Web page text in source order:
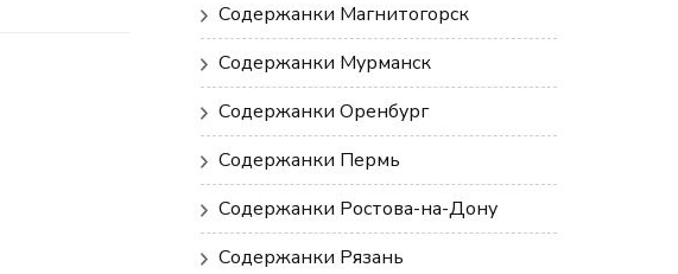
Содержанки Магнитогорск
Содержанки Мурманск
Содержанки Оренбург
Содержанки Пермь
Содержанки Ростова-на-Дону
Содержанки Рязань